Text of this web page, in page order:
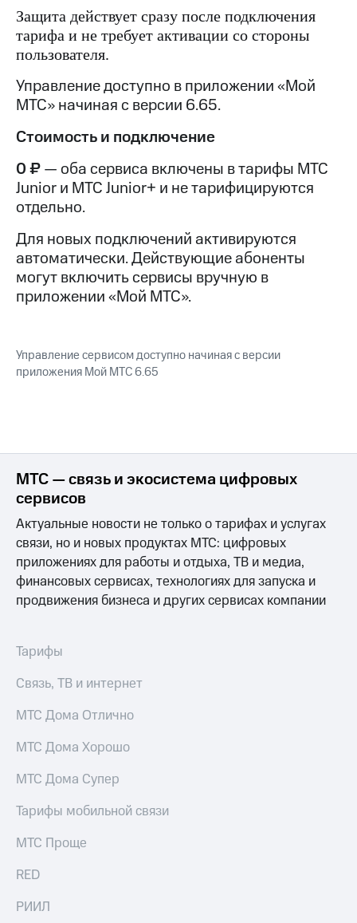
Для дома
Выберите
ТВ
с выгодным
тарифом
Интернет,
ТВ и телефон
для дома
Услуги
Акции
Домашний
Домашнее
ТВ
телефон
Перейти
в МТС
со своим
номером
Поддержка
и подписки
МТС
интернета,
музыка
другое
Семейная
группа
Скидка
общие
ТВ
Личный
кабинет
спутникового
Скачать
приложение
МТС
Видеонаблюдение
для дома
290 ₽/
мес
МТС
на гигабайты
интернета,
Семейная
группа
Скидка
на тарифы,
подписки
и услуги,
доступ
к геолокации
под
в Мой МТС
Посмотрите,
полезного
в нашем
Защита действует сразу после подключения
тарифа и не требует активации со стороны
пользователя.
Управление доступно в приложении «Мой
МТС» начиная с версии 6.65.
Стоимость и подключение
0 ₽— оба сервиса включены в тарифы МТС
Junior и МТС Junior+ и не тарифицируются
отдельно.
Для новых подключений активируются
автоматически. Действующие абоненты
могут включить сервисы вручную в
приложении «Мой МТС».
Управление сервисом доступно начиная с версии
приложения Мой МТС 6.65
МТС — связь и экосистема цифровых
сервисов
Актуальные новости не только о тарифах и услугах
связи, но и новых продуктах МТС: цифровых
приложениях для работы и отдыха, ТВ и медиа,
финансовых сервисах, технологиях для запуска и
продвижения бизнеса и других сервисах компании
Тарифы
Связь, ТВ и интернет
МТС Дома Отлично
МТС Дома Хорошо
МТС Дома Супер
Тарифы мобильной связи
МТС Проще
RED
РИИЛ